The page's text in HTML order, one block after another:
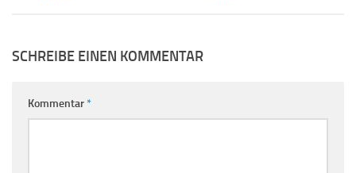
SCHREIBE EINEN KOMMENTAR
Kommentar*